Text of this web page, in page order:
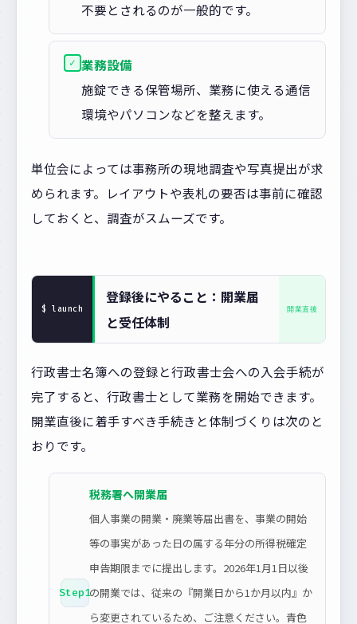
不要とされるのが一般的です。
✓ 業務設備
施錠できる保管場所、業務に使える通信
環境やパソコンなどを整えます。
単位会によっては事務所の現地調査や写真提出が求
められます。レイアウトや表札の要否は事前に確認
しておくと、調査がスムーズです。
登録後にやること：開業届
と受任体制
行政書士名簿への登録と行政書士会への入会手続が
完了すると、行政書士として業務を開始できます。
開業直後に着手すべき手続きと体制づくりは次のと
おりです。
Step1
税務署へ開業届
個人事業の開業・廃業等届出書を、事業の開始
等の事実があった日の属する年分の所得税確定
申告期限までに提出します。2026年1月1日以後
の開業では、従来の『開業日から1か月以内』か
ら変更されているため、ご注意ください。青色